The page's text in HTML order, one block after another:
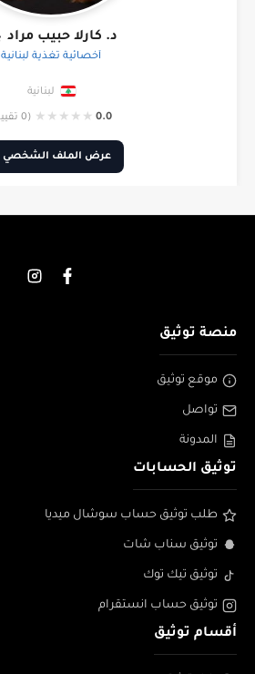
د. كارلا حبيب مراد
أخصائية تغذية لبنانية
لبنانية
0.0
★
★
★
★
★ (0 تقييم)
عرض الملف الشخصي
منصة توثيق
موقع توثيق
تواصل
المدونة
توثيق الحسابات
طلب توثيق حساب سوشال ميديا
توثيق سناب شات
توثيق تيك توك
توثيق حساب انستقرام
أقسام توثيق